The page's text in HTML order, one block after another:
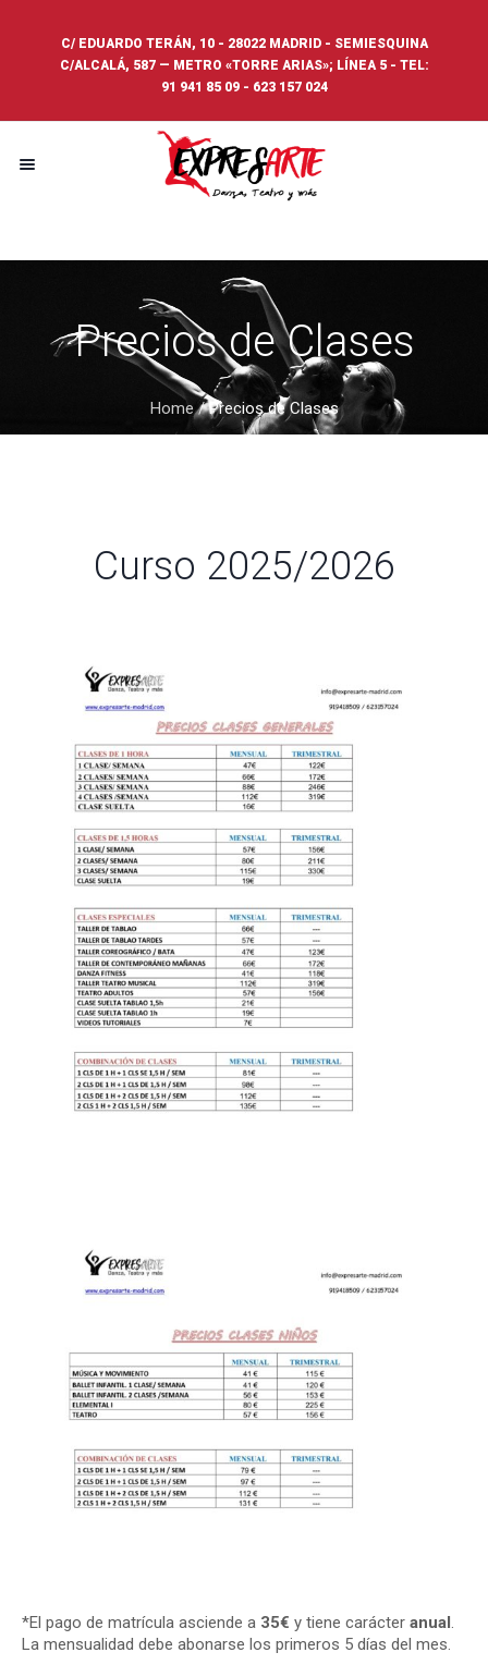
C/ EDUARDO TERÁN, 10 - 28022 MADRID - SEMIESQUINA
C/ALCALÁ, 587 — METRO «TORRE ARIAS»; LÍNEA 5 - TEL:
91 941 85 09- 623 157 024
Precios de Clases
Home /Precios de Clases
Curso 2025/2026
*El pago de matrícula asciende a 35€ y tiene carácter anual.
La mensualidad debe abonarse los primeros 5 días del mes.